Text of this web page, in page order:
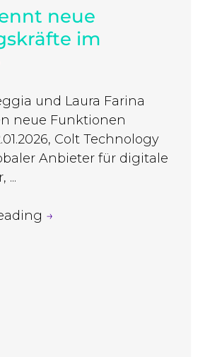
neue
im
und Laura Farina
neue Funktionen
Colt Technology
Anbieter für digitale
...
→